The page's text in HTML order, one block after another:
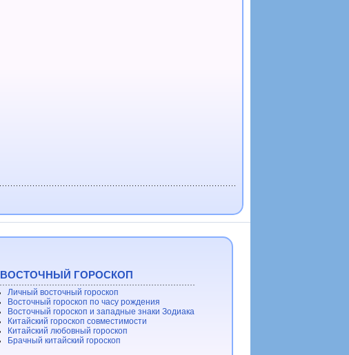
ВОСТОЧНЫЙ ГОРОСКОП
Личный восточный гороскоп
Восточный гороскоп по часу рождения
Восточный гороскоп и западные знаки Зодиака
Китайский гороскоп совместимости
Китайский любовный гороскоп
Брачный китайский гороскоп